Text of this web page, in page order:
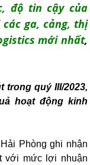
độ tin cậy của
ga, cảng, thị
mới nhất,
trong quý III/2023,
hoạt động kinh
Phòng ghi nhận
với mức lợi nhuận